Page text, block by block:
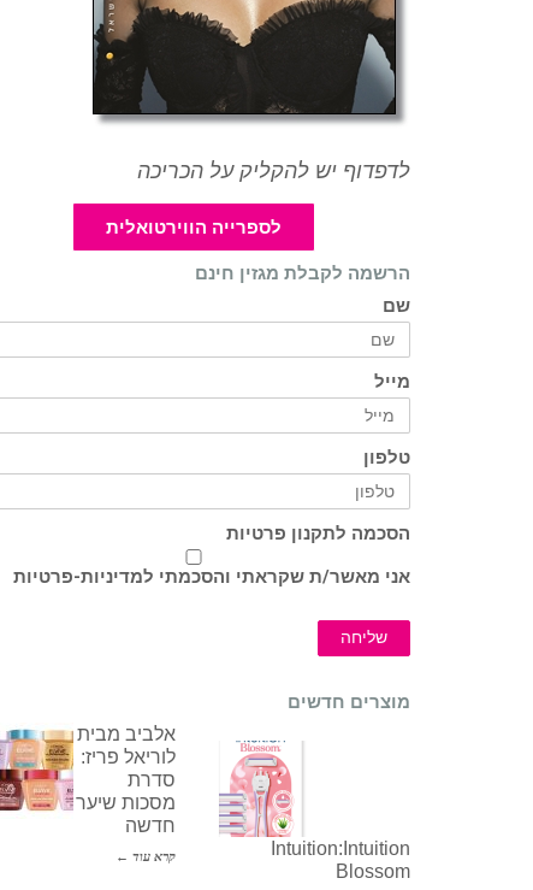
לדפדוף יש להקליק על הכריכה
לספרייה הווירטואלית
הרשמה לקבלת מגזין חינם
שם
מייל
טלפון
הסכמה לתקנון פרטיות
אני מאשר/ת שקראתי והסכמתי למדיניות-פרטיות
שליחה
מוצרים חדשים
אלביב מבית
לוריאל פריז:
סדרת
מסכות שיער
חדשה
קרא עוד ←
Intuition:Intuition
Blossom